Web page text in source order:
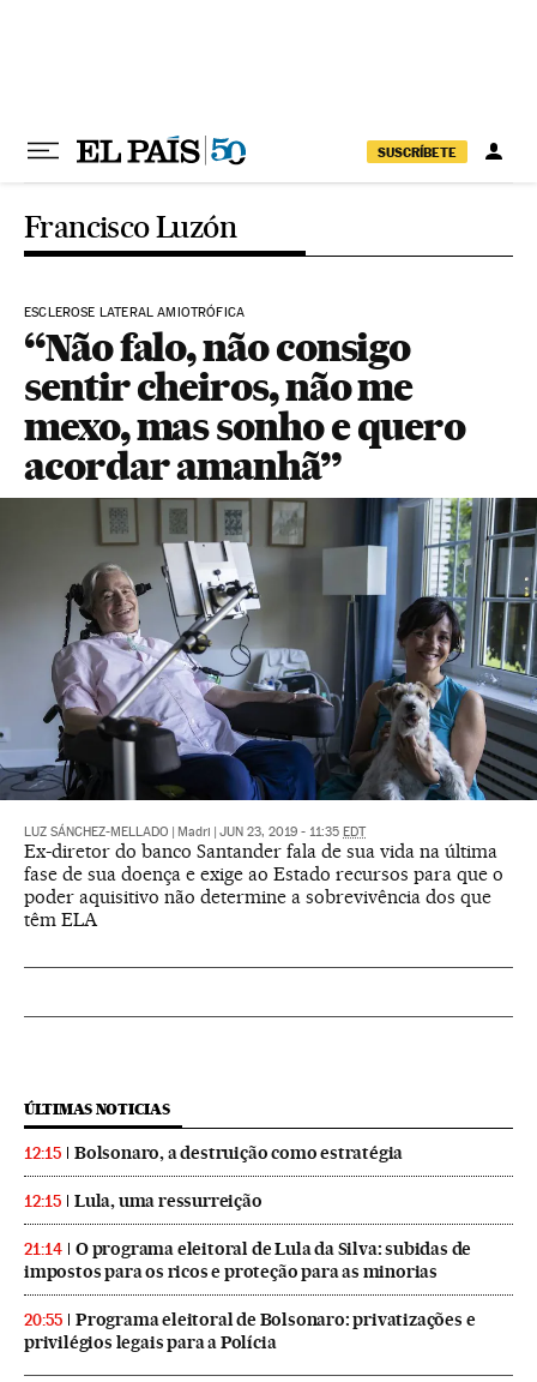
SUSCRÍBETE
Francisco Luzón
ESCLEROSE LATERAL AMIOTRÓFICA
“Não falo, não consigo
sentir cheiros, não me
mexo, mas sonho e quero
acordar amanhã”
LUZ SÁNCHEZ-MELLADO Madri JUN 23, 2019 - 11:35 EDT
Ex-diretor do banco Santander fala de sua vida na última
fase de sua doença e exige ao Estado recursos para que o
poder aquisitivo não determine a sobrevivência dos que
têm ELA
ÚLTIMAS NOTICIAS
12:15 Bolsonaro, a destruição como estratégia
12:15 Lula, uma ressurreição
21:14
O programa eleitoral de Lula da Silva: subidas de
impostos para os ricos e proteção para as minorias
20:55
Programa eleitoral de Bolsonaro: privatizações e
privilégios legais para a Polícia